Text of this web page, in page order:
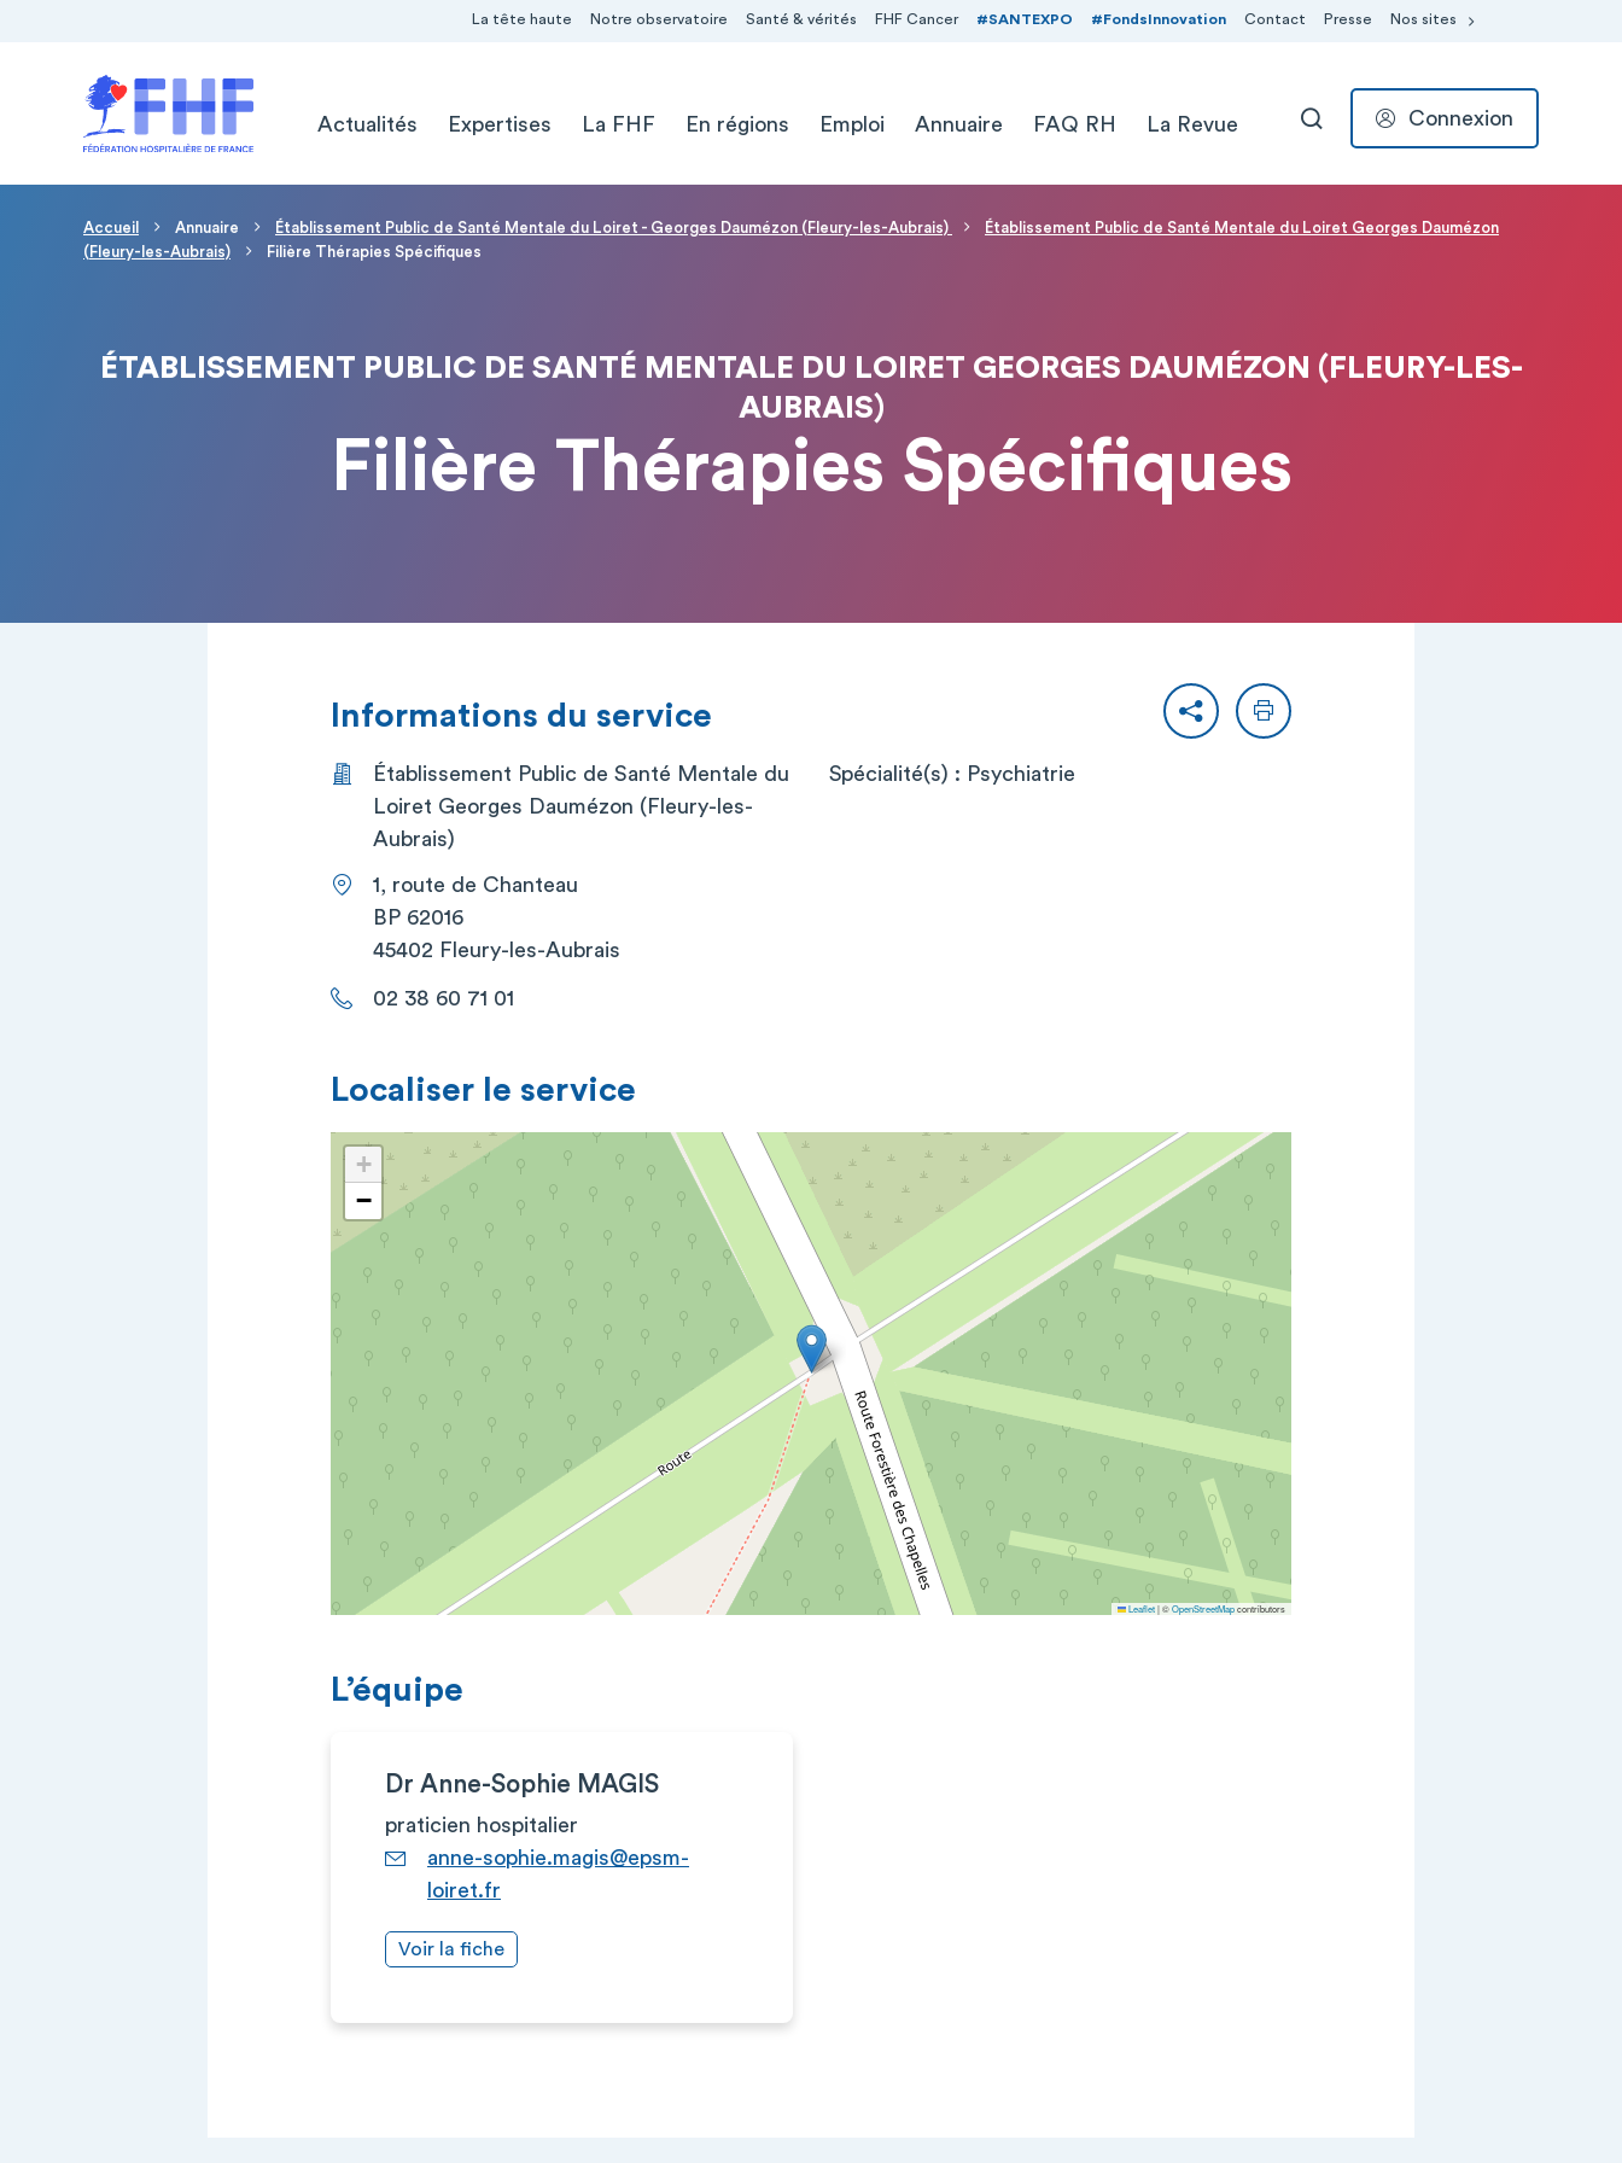
La tête haute Notre observatoire Santé & vérités FHF Cancer #SANTEXPO #FondsInnovation Contact Presse Nos sites
Actualités
Expertises La FHF En régions Emploi Annuaire FAQ RH La Revue RECHERCHER
Connexion
Fil d'Ariane
Accueil Annuaire Établissement Public de Santé Mentale du Loiret - Georges Daumézon (Fleury-les-Aubrais)
Établissement Public de Santé Mentale du Loiret Georges Daumézon
(Fleury-les-Aubrais)
Filière Thérapies Spécifiques
ÉTABLISSEMENT PUBLIC DE SANTÉ MENTALE DU LOIRET GEORGES DAUMÉZON (FLEURY-LES-
AUBRAIS)
Filière Thérapies Spécifiques
PartagerImprimer
Informations du service
Établissement Public de Santé Mentale du
Loiret Georges Daumézon (Fleury-les-
Aubrais)
1, route de Chanteau
BP 62016
45402 Fleury-les-Aubrais
02 38 60 71 01
Spécialité(s) : Psychiatrie
Localiser le service
+
−
Leaflet|©OpenStreetMapcontributors
L’équipe
Dr Anne-Sophie MAGIS
praticien hospitalier
anne-sophie.magis@epsm-
loiret.fr
Voir la fiche